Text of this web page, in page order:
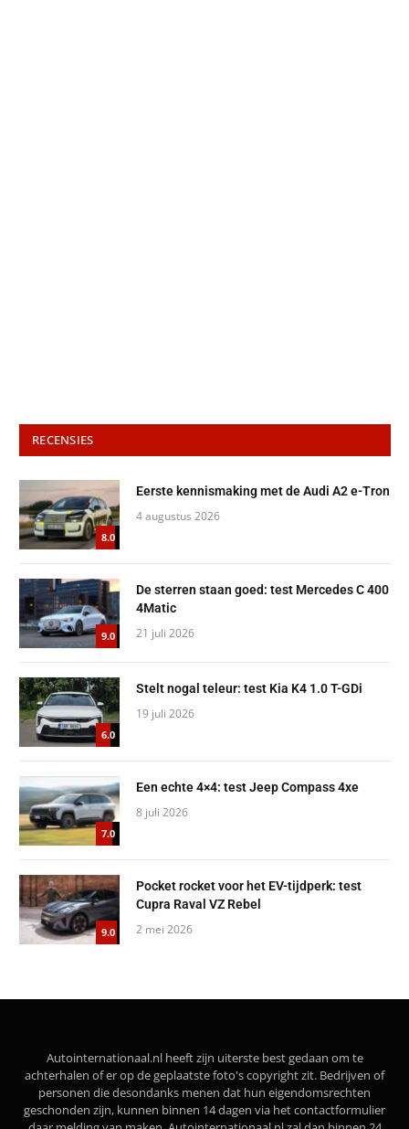
RECENSIES
8.0
Eerste kennismaking met de Audi A2 e-Tron
4 augustus 2026
9.0
De sterren staan goed: test Mercedes C 400
4Matic
21 juli 2026
6.0
Stelt nogal teleur: test Kia K4 1.0 T-GDi
19 juli 2026
7.0
Een echte 4×4: test Jeep Compass 4xe
8 juli 2026
9.0
Pocket rocket voor het EV-tijdperk: test
Cupra Raval VZ Rebel
2 mei 2026
Autointernationaal.nl heeft zijn uiterste best gedaan om te
achterhalen of er op de geplaatste foto's copyright zit. Bedrijven of
personen die desondanks menen dat hun eigendomsrechten
geschonden zijn, kunnen binnen 14 dagen via het contactformulier